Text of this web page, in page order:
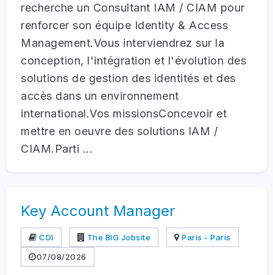
recherche un Consultant IAM / CIAM pour
renforcer son équipe Identity & Access
Management.Vous interviendrez sur la
conception, l'intégration et l'évolution des
solutions de gestion des identités et des
accès dans un environnement
international.Vos missionsConcevoir et
mettre en oeuvre des solutions IAM /
CIAM.Parti ...
Key Account Manager
CDI The BIG Jobsite
Paris - Paris
07/08/2026